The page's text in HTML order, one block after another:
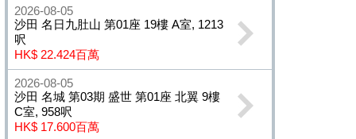
2026-08-05
沙田 名日九肚山 第01座 19樓 A室, 1213
呎
HK$ 22.424百萬
2026-08-05
沙田 名城 第03期 盛世 第01座 北翼 9樓
C室, 958呎
HK$ 17.600百萬